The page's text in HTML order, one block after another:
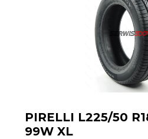
PIRELLI L225/50
99W XL